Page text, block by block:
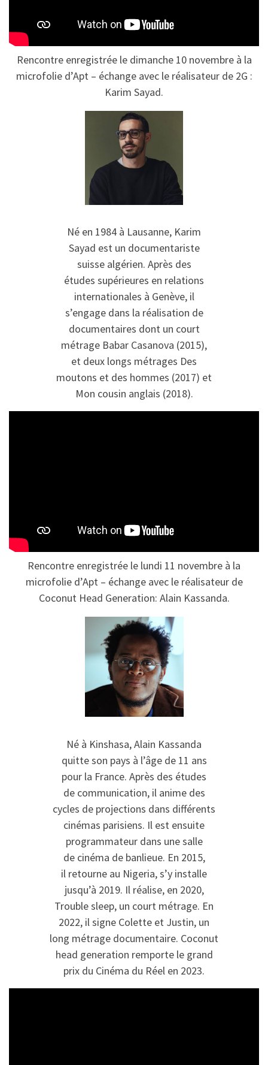
Rencontre enregistrée le dimanche 10 novembre à la
microfolie d’Apt – échange avec le réalisateur de 2G :
Karim Sayad.
Né en 1984 à Lausanne, Karim
Sayad est un documentariste
suisse algérien. Après des
études supérieures en relations
internationales à Genève, il
s’engage dans la réalisation de
documentaires dont un court
métrage Babar Casanova (2015),
et deux longs métrages Des
moutons et des hommes (2017) et
Mon cousin anglais (2018).
Rencontre enregistrée le lundi 11 novembre à la
microfolie d’Apt – échange avec le réalisateur de
Coconut Head Generation: Alain Kassanda.
Né à Kinshasa, Alain Kassanda
quitte son pays à l’âge de 11 ans
pour la France. Après des études
de communication, il anime des
cycles de projections dans différents
cinémas parisiens. Il est ensuite
programmateur dans une salle
de cinéma de banlieue. En 2015,
il retourne au Nigeria, s’y installe
jusqu’à 2019. Il réalise, en 2020,
Trouble sleep, un court métrage. En
2022, il signe Colette et Justin, un
long métrage documentaire. Coconut
head generation remporte le grand
prix du Cinéma du Réel en 2023.